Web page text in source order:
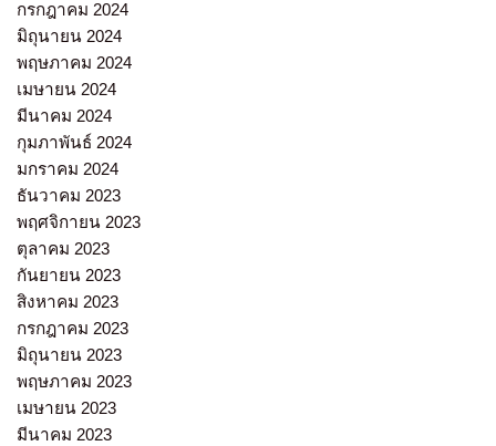
กรกฎาคม 2024
มิถุนายน 2024
พฤษภาคม 2024
เมษายน 2024
มีนาคม 2024
กุมภาพันธ์ 2024
มกราคม 2024
ธันวาคม 2023
พฤศจิกายน 2023
ตุลาคม 2023
กันยายน 2023
สิงหาคม 2023
กรกฎาคม 2023
มิถุนายน 2023
พฤษภาคม 2023
เมษายน 2023
มีนาคม 2023